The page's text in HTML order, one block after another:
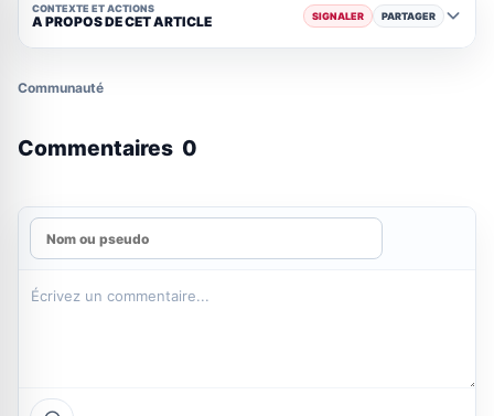
CONTEXTE ET ACTIONS
A PROPOS DE CET ARTICLE SIGNALER PARTAGER
Communauté
Commentaires 0